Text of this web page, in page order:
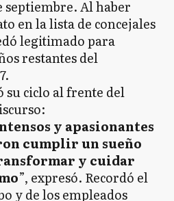
septiembre. Al haber
en la lista de concejales
legitimado para
restantes del
su ciclo al frente del
y apasionantes
cumplir un sueño
y cuidar
”, expresó. Recordó el
y de los empleados